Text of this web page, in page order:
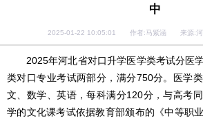
中
2025-01-22 10:05:01 作者:马紫涵 来源:河
2025年河北省对口升学医学类考试分医
类对口专业考试两部分，满分750分。医学
文、数学、英语，每科满分120分，与高考
学的文化课考试依据教育部颁布的《中等职